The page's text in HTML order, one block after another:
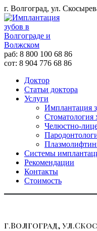
г. Волгоград, ул.
раб: 8 800 100 68 86
сот: 8 904 776 68 86
Доктор
Статьи доктора
Услуги
Имплантация
Стоматология
Челюстно-
Системы
Рекомендации
Контакты
Стоимость
г.Волгоград,